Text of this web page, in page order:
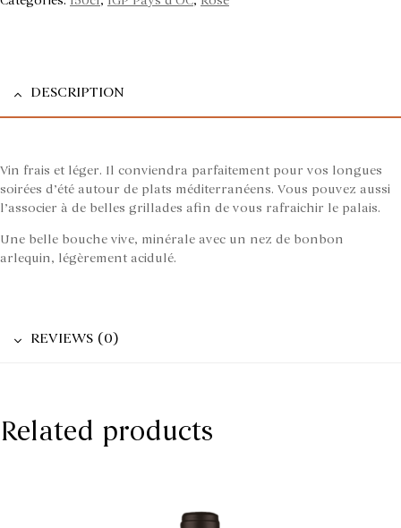
DESCRIPTION
Vin frais et léger. Il conviendra parfaitement pour vos longues
soirées d’été autour de plats méditerranéens. Vous pouvez aussi
l’associer à de belles grillades afin de vous rafraichir le palais.
Une belle bouche vive, minérale avec un nez de bonbon
arlequin, légèrement acidulé.
REVIEWS (0)
Related products